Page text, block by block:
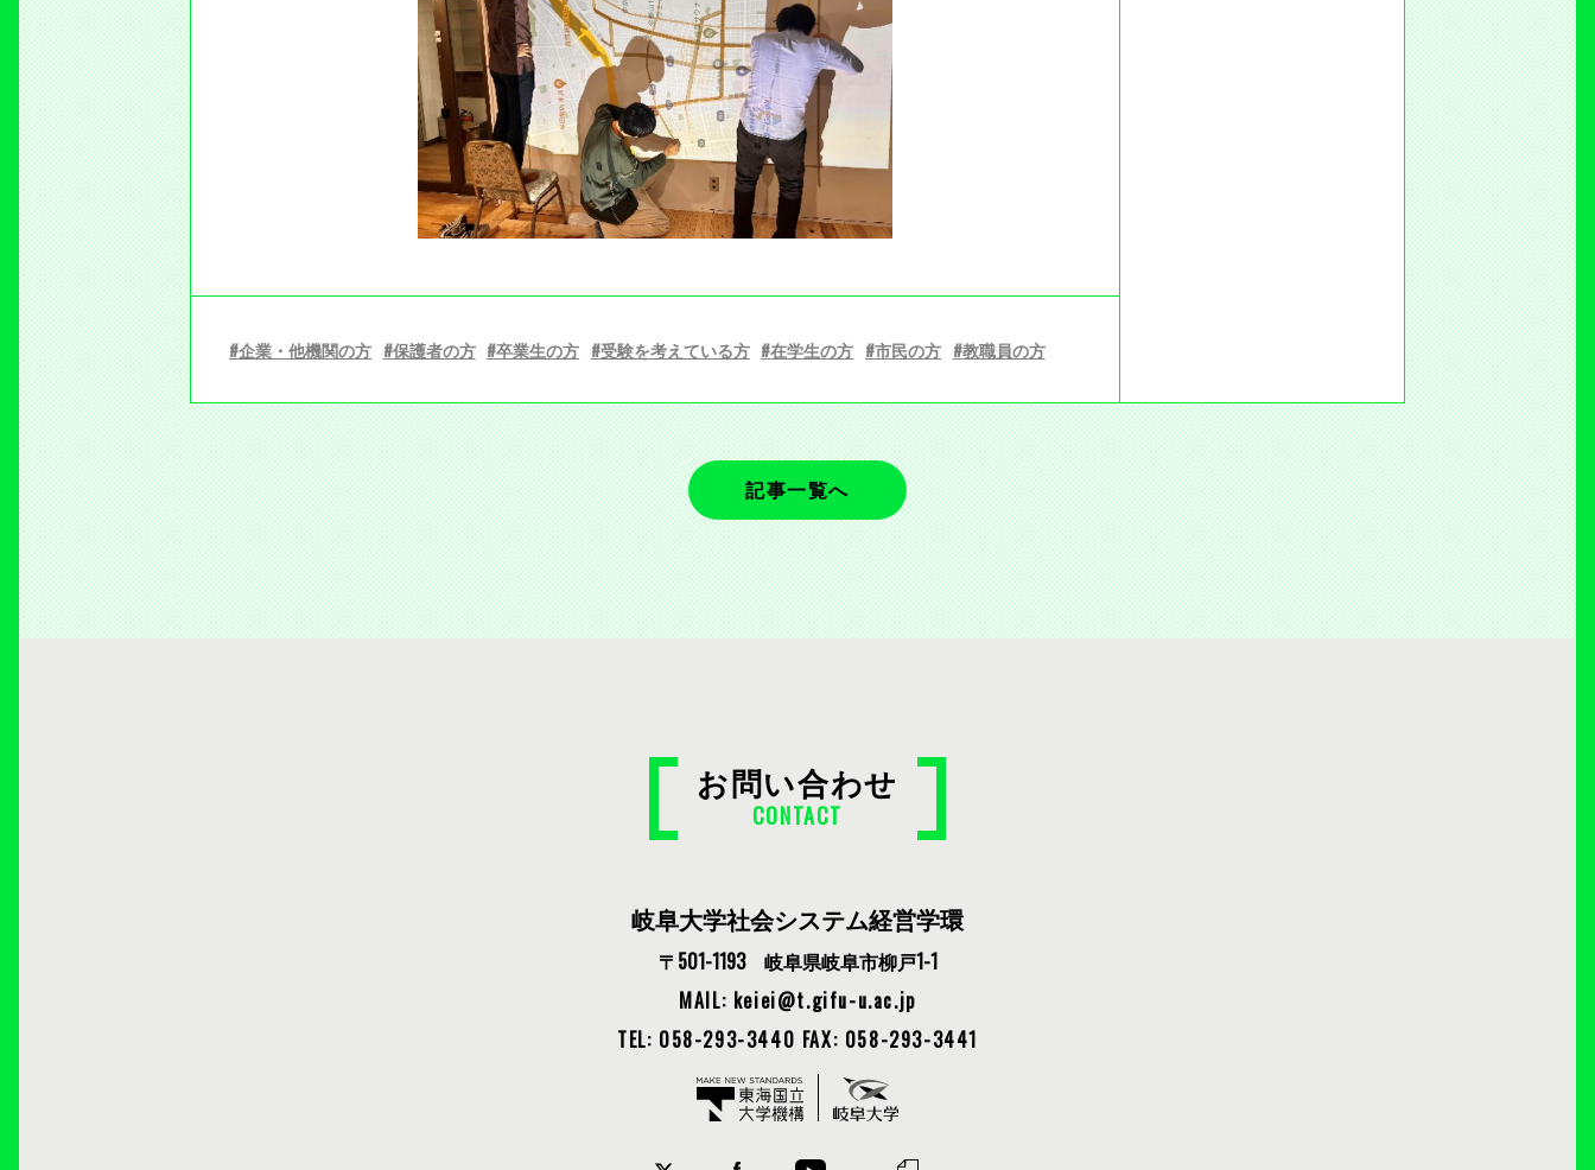
企業・他機関の方 保護者の方 卒業生の方 受験を考えている方 在学生の方 市民の方 教職員の方
記事一覧へ
お問い合わせ
CONTACT
岐阜大学社会システム経営学環
〒501-1193 岐阜県岐阜市柳戸1-1
MAIL: keiei
t.gifu-u.ac.jp
TEL: 058-293-3440 FAX: 058-293-3441